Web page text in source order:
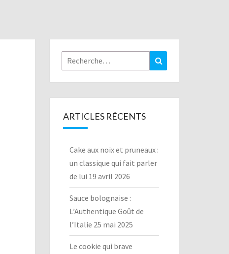
Rechercher :
ARTICLES RÉCENTS
Cake aux noix et pruneaux :
un classique qui fait parler
de lui 19 avril 2026
Sauce bolognaise :
L’Authentique Goût de
l’Italie 25 mai 2025
Le cookie qui brave